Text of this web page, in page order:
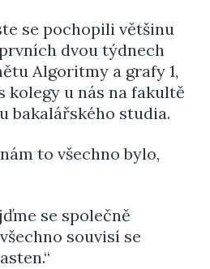
se pochopili většinu
dvou týdnech
Algoritmy a grafy 1,
kolegy u nás na fakultě
bakalářského studia.
to všechno bylo,
se společně
souvisí se